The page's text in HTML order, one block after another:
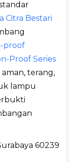
Citra Bestari
proof
Proof Series
terang,
lampu
60239